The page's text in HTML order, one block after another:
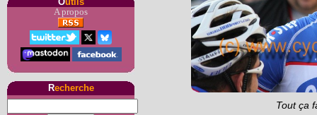
A propos
Recherche
Tout ça